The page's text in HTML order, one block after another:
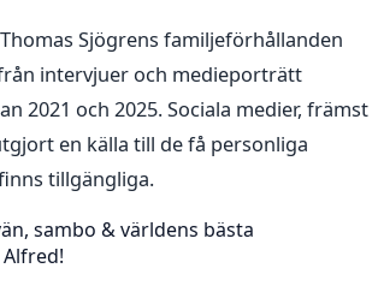
Sjögrens familjeförhållanden
intervjuer och medieporträtt
2021 och 2025. Sociala medier, främst
en källa till de få personliga
tillgängliga.
sambo & världens bästa